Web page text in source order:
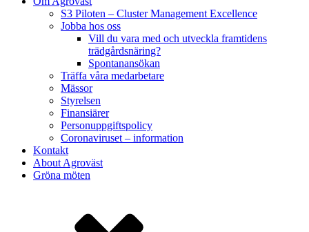
S3 Piloten – Cluster Management Excellence
Jobba hos oss
Vill du vara med och utveckla framtidens
trädgårdsnäring?
Spontanansökan
Träffa våra medarbetare
Mässor
Styrelsen
Finansiärer
Personuppgiftspolicy
Coronaviruset – information
Kontakt
About Agroväst
Gröna möten